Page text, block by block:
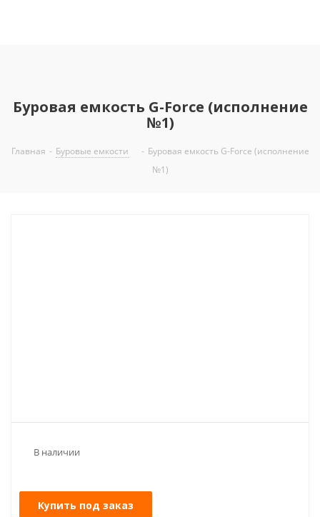
Буровая емкость G-Force (исполнение
№1)
Главная - Буровые емкости - Буровая емкость G-Force (исполнение
№1)
В наличии
Купить под заказ